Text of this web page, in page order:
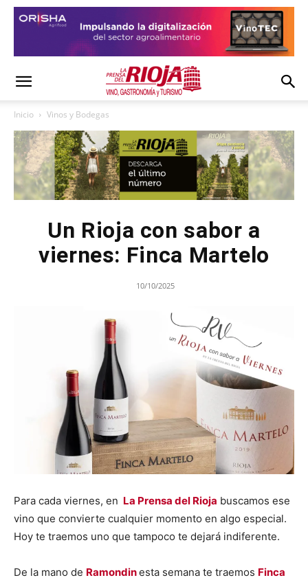
Inicio Vinos y Bodegas
Un Rioja con sabor a
viernes: Finca Martelo
10/10/2025
Para cada viernes, en La Prensa del Rioja buscamos ese
vino que convierte cualquier momento en algo especial.
Hoy te traemos uno que tampoco te dejará indiferente.
De la mano de Ramondinesta semana te traemos Finca